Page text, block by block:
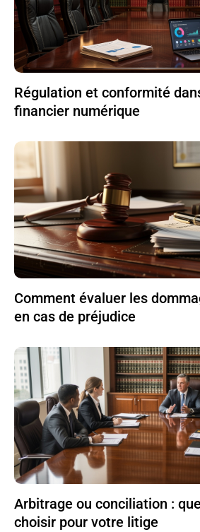
Régulation et conformité
financier numérique
Comment évaluer les
en cas de préjudice
Arbitrage ou conciliation :
choisir pour votre litige